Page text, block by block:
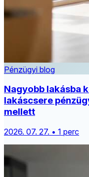
Pénzügyi blog
Nagyobb lakásba
lakáscsere
mellett
2026. 07. 27. • 1 perc